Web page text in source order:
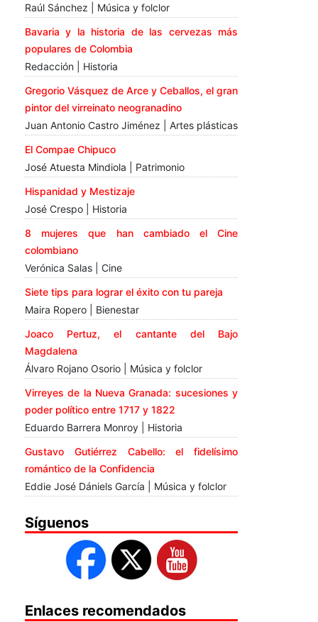
Raúl Sánchez | Música y folclor
Bavaria y la historia de las cervezas más
populares de Colombia
Redacción | Historia
Gregorio Vásquez de Arce y Ceballos, el gran
pintor del virreinato neogranadino
Juan Antonio Castro Jiménez | Artes plásticas
El Compae Chipuco
José Atuesta Mindiola | Patrimonio
Hispanidad y Mestizaje
José Crespo | Historia
8 mujeres que han cambiado el Cine
colombiano
Verónica Salas | Cine
Siete tips para lograr el éxito con tu pareja
Maira Ropero | Bienestar
Joaco Pertuz, el cantante del Bajo
Magdalena
Álvaro Rojano Osorio | Música y folclor
Virreyes de la Nueva Granada: sucesiones y
poder político entre 1717 y 1822
Eduardo Barrera Monroy | Historia
Gustavo Gutiérrez Cabello: el fidelísimo
romántico de la Confidencia
Eddie José Dániels García | Música y folclor
Síguenos
Enlaces recomendados